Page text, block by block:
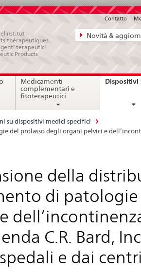
Navigazione
diretta:
aspetti
Novità &
Contatto
thérapeutiques
terapeutici
Products
Medicamenti
complementari e
fitoterapeutici
Dispositivi
su dispositivi medici specifici
prolasso degli organi pelvici e
della
di patologie
C.R. Bard,
e dai